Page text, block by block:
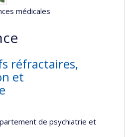
médicales
réfractaires,
et
de psychiatrie et